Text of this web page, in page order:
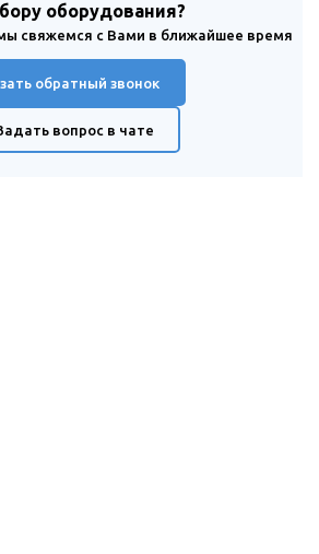
оборудования?
свяжемся с Вами в ближайшее время
обратный звонок
вопрос в чате